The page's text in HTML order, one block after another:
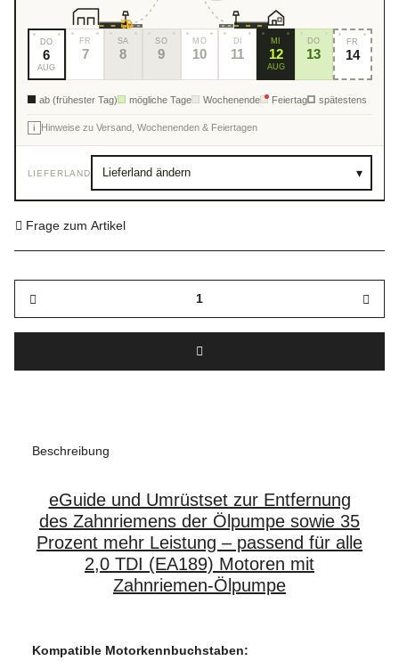
DO
6
AUG
FR
7
SA
8
SO
9
MO
10
DI
11
MI
12
AUG
DO
13
FR
14
ab (frühester Tag) mögliche Tage Wochenende Feiertag spätestens
i Hinweise zu Versand, Wochenenden & Feiertagen
LIEFERLAND ▾
Frage zum Artikel
Beschreibung
eGuide und Umrüstset zur Entfernung
des Zahnriemens der Ölpumpe sowie 35
Prozent mehr Leistung – passend für alle
2,0 TDI (EA189) Motoren mit
Zahnriemen-Ölpumpe
Kompatible Motorkennbuchstaben:
Produkteigenschaft
Wert